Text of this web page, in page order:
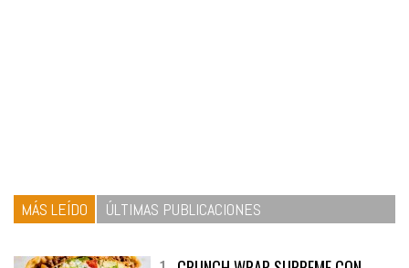
MÁS LEÍDO ÚLTIMAS PUBLICACIONES